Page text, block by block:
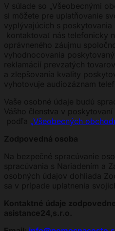
V súlade so „Všeobecnými
si môžete pre uplatňovanie
vyplývajúcich s poskytovania
kontaktovať nás telefonicky
oprávneného záujmu
vyhodnocovania
reklamácií prevzatých
a zlepšovania kvality
vyhotovuje audiozáznam
Vaše osobné údaje budú
Vášho členstva v poskytovaní
podľa „Všeobecných
Zodpovedná osoba
Na bezpečné spracúvanie
spracúvania s Nariadením a
osobných údajov dohliada
sa v prípade uplatnenia
Kontaktné údaje
asistance24,s.r.o.